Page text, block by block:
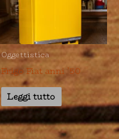
Oggettistica
Frigo Fiat anni ’50
Leggi tutto